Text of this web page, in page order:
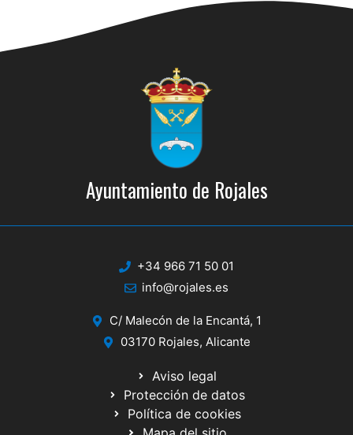
Ayuntamiento de Rojales
+34 966 71 50 01
info@rojales.es
C/ Malecón de la Encantá, 1
03170 Rojales, Alicante
Aviso legal
Protección de datos
Política de cookies